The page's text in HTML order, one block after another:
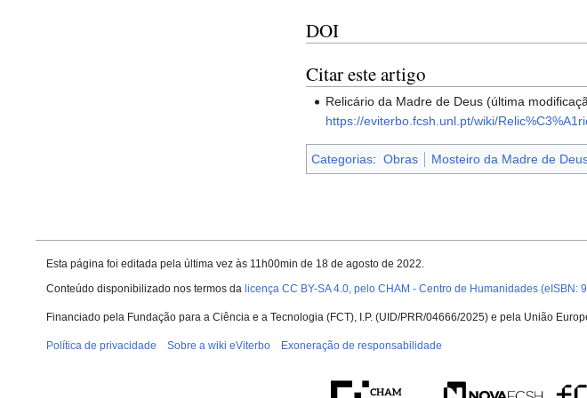
DOI
Citar este artigo
Relicário da Madre de Deus (última
https://eviterbo.fcsh.unl.pt/wiki/
Categorias: Obras Mosteiro da Madre de
Esta página foi editada pela última vez às 11h00min de 18 de agosto de 2022.
Conteúdo disponibilizado nos termos da licença CC BY-SA 4.0, pelo CHAM - Centro de Humanidades (eISBN:
Financiado pela Fundação para a Ciência e a Tecnologia (FCT), I.P. (UID/PRR/04666/2025) e pela União
Política de privacidade Sobre a wiki eViterbo Exoneração de responsabilidade